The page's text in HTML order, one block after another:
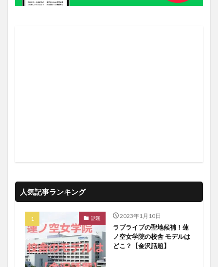
人気記事ランキング
話題 2023年1月10日
ラブライブの聖地候補！蓮
ノ空女学院の校舎 モデルは
どこ？【金沢話題】